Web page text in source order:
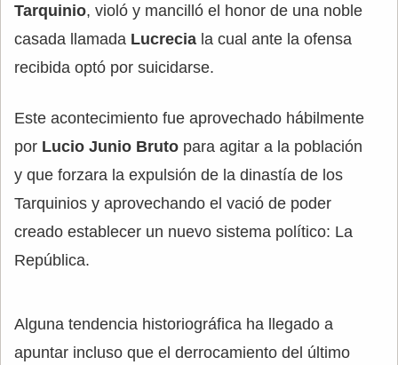
Tarquinio, violó y mancilló el honor de una noble
casada llamada Lucrecia la cual ante la ofensa
recibida optó por suicidarse.
Este acontecimiento fue aprovechado hábilmente
por Lucio Junio Bruto para agitar a la población
y que forzara la expulsión de la dinastía de los
Tarquinios y aprovechando el vació de poder
creado establecer un nuevo sistema político: La
República.
Alguna tendencia historiográfica ha llegado a
apuntar incluso que el derrocamiento del último